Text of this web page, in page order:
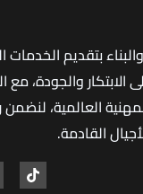
بتقديم الخدمات
الابتكار والجودة، مع
العالمية،
القادمة.